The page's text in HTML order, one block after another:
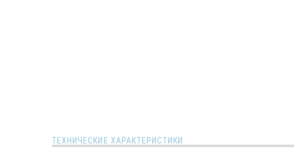
ТЕХНИЧЕСКИЕ ХАРАКТЕРИСТИКИ